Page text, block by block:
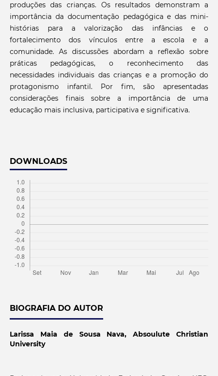
produções das crianças. Os resultados demonstram a
importância da documentação pedagógica e das mini-
histórias para a valorização das infâncias e o
fortalecimento dos vínculos entre a escola e a
comunidade. As discussões abordam a reflexão sobre
práticas pedagógicas, o reconhecimento das
necessidades individuais das crianças e a promoção do
protagonismo infantil. Por fim, são apresentadas
considerações finais sobre a importância de uma
educação mais inclusiva, participativa e significativa.
DOWNLOADS
BIOGRAFIA DO AUTOR
Larissa Maia de Sousa Nava,Absoulute Christian
University